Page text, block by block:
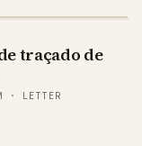
traçado de
· LETTER